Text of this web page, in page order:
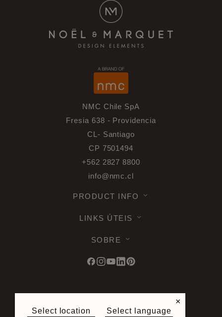
NMC Chile SpA
Fresia 638 - Providencia
CL- Santiago
CP 7501494
+562 2827 8800
info@nmc.cl
PRODUCT INFO
LINKS ÚTEIS
SOBRE
© 2026 Noel & Marquet. Todos os direitos
Proteção de dados RGPD -
Condições de utilização -Exoneração de
×
Select location Select language